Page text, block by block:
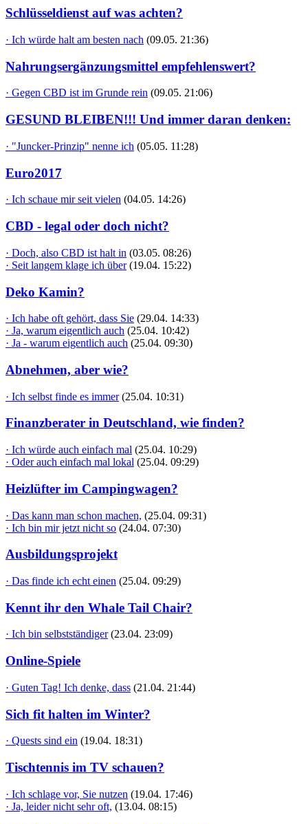
Schlüsseldienst auf was achten?
· Ich würde halt am besten nach (09.05. 21:36)
Nahrungsergänzungsmittel empfehlenswert?
· Gegen CBD ist im Grunde rein (09.05. 21:06)
GESUND BLEIBEN!!! Und immer daran denken:
· "Juncker-Prinzip" nenne ich (05.05. 11:28)
Euro2017
· Ich schaue mir seit vielen (04.05. 14:26)
CBD - legal oder doch nicht?
· Doch, also CBD ist halt in (03.05. 08:26)
· Seit langem klage ich über (19.04. 15:22)
Deko Kamin?
· Ich habe oft gehört, dass Sie (29.04. 14:33)
· Ja, warum eigentlich auch (25.04. 10:42)
· Ja - warum eigentlich auch (25.04. 09:30)
Abnehmen, aber wie?
· Ich selbst finde es immer (25.04. 10:31)
Finanzberater in Deutschland, wie finden?
· Ich würde auch einfach mal (25.04. 10:29)
· Oder auch einfach mal lokal (25.04. 09:29)
Heizlüfter im Campingwagen?
· Das kann man schon machen, (25.04. 09:31)
· Ich bin mir jetzt nicht so (24.04. 07:30)
Ausbildungsprojekt
· Das finde ich echt einen (25.04. 09:29)
Kennt ihr den Whale Tail Chair?
· Ich bin selbstständiger (23.04. 23:09)
Online-Spiele
· Guten Tag! Ich denke, dass (21.04. 21:44)
Sich fit halten im Winter?
· Quests sind ein (19.04. 18:31)
Tischtennis im TV schauen?
· Ich schlage vor, Sie nutzen (19.04. 17:46)
· Ja, leider nicht sehr oft, (13.04. 08:15)